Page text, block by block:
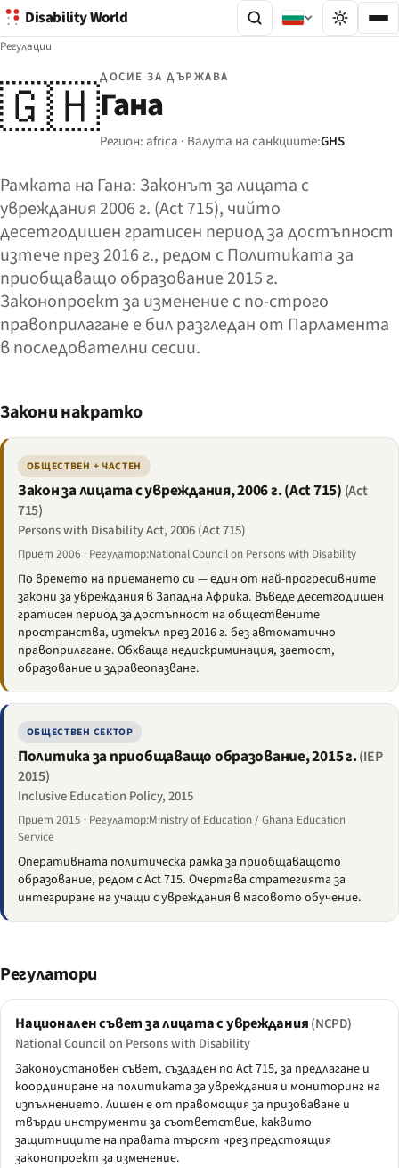
Disability World
Регулации
🇬🇭ДОСИЕ ЗА ДЪРЖАВА
Гана
Регион: africa · Валута на санкциите:GHS
Рамката на Гана: Законът за лицата с
увреждания 2006 г. (Act 715), чийто
десетгодишен гратисен период за достъпност
изтече през 2016 г., редом с Политиката за
приобщаващо образование 2015 г.
Законопроект за изменение с по-строго
правоприлагане е бил разгледан от Парламента
в последователни сесии.
Закони накратко
ОБЩЕСТВЕН + ЧАСТЕН
Закон за лицата с увреждания, 2006 г. (Act 715) (Act
715)
Persons with Disability Act, 2006 (Act 715)
Приет 2006 · Регулатор:National Council on Persons with Disability
По времето на приемането си — един от най-прогресивните
закони за увреждания в Западна Африка. Въведе десетгодишен
гратисен период за достъпност на обществените
пространства, изтекъл през 2016 г. без автоматично
правоприлагане. Обхваща недискриминация, заетост,
образование и здравеопазване.
ОБЩЕСТВЕН СЕКТОР
Политика за приобщаващо образование, 2015 г.(IEP
2015)
Inclusive Education Policy, 2015
Приет 2015 · Регулатор:Ministry of Education / Ghana Education
Service
Оперативната политическа рамка за приобщаващото
образование, редом с Act 715. Очертава стратегията за
интегриране на учащи с увреждания в масовото обучение.
Регулатори
Национален съвет за лицата с увреждания(NCPD)
National Council on Persons with Disability
Законоустановен съвет, създаден по Act 715, за предлагане и
координиране на политиката за увреждания и мониторинг на
изпълнението. Лишен е от правомощия за призоваване и
твърди инструменти за съответствие, каквито
защитниците на правата търсят чрез предстоящия
законопроект за изменение.